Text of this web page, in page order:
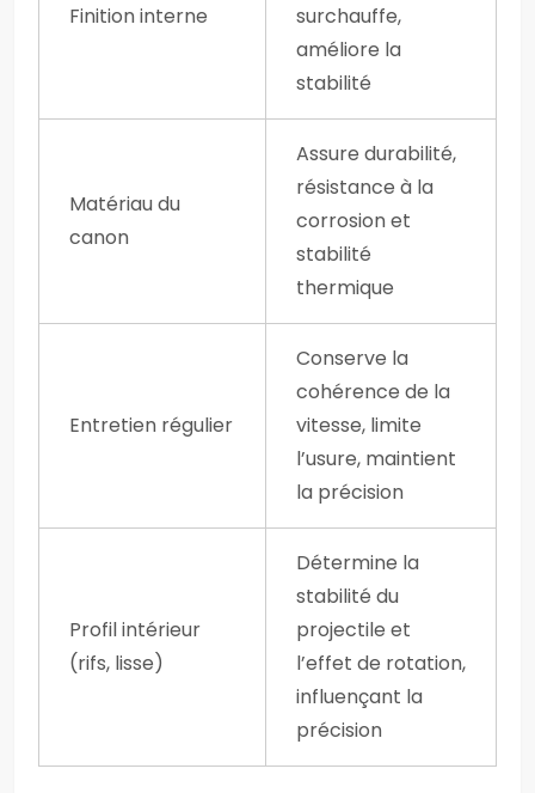
Finition interne
surchauffe,
améliore la
stabilité
Matériau du
canon
Assure durabilité,
résistance à la
corrosion et
stabilité
thermique
Entretien régulier
Conserve la
cohérence de la
vitesse, limite
l’usure, maintient
la précision
Profil intérieur
(rifs, lisse)
Détermine la
stabilité du
projectile et
l’effet de rotation,
influençant la
précision